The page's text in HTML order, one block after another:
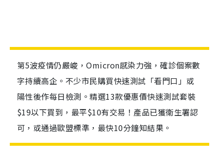
第5波疫情仍嚴峻，Omicron感染力強，確診個案數
字持續高企。不少市民購買快速測試「看門口」或
陽性後作每日檢測。精選13款優惠價快速測試套裝
$19以下買到，最平$10有交易！產品已獲衛生署認
可，或通過歐盟標準，最快10分鐘知結果。